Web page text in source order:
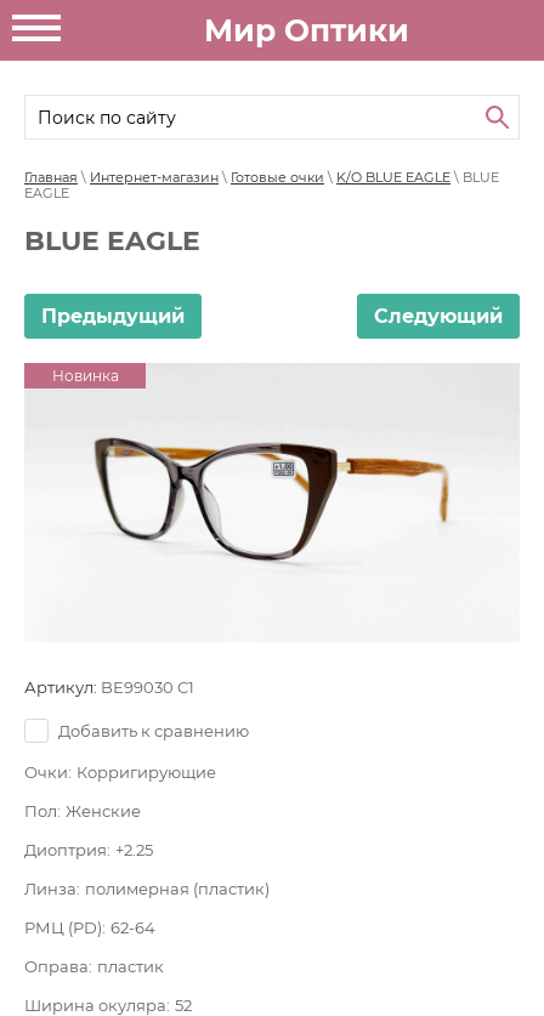
Мир Оптики
Главная \ Интернет-магазин \ Готовые очки \ K/O BLUE EAGLE \ BLUE
EAGLE
BLUE EAGLE
Предыдущий Следующий
Новинка
Артикул: BE99030 C1
Добавить к сравнению
Очки: Корригирующие
Пол: Женские
Диоптрия: +2.25
Линза: полимерная (пластик)
РМЦ (PD): 62-64
Оправа: пластик
Ширина окуляра: 52